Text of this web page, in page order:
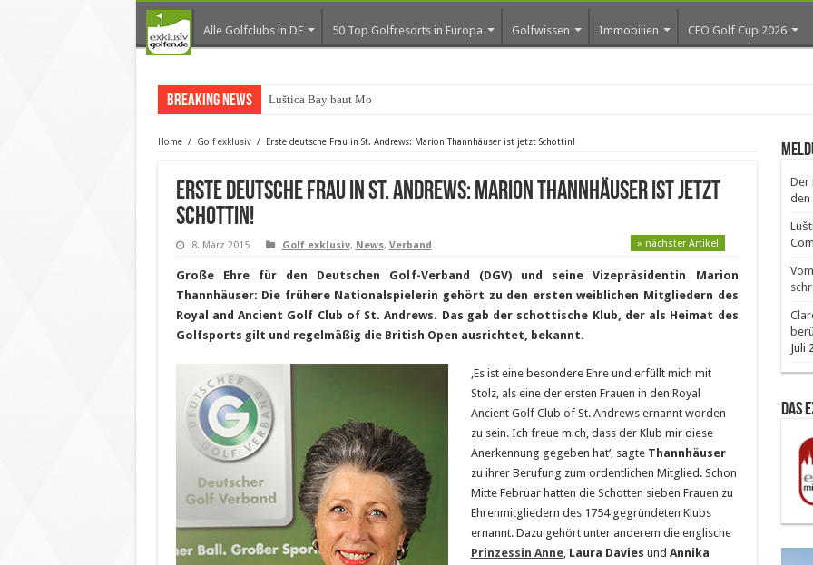
Alle Golfclubs in DE 50 Top Golfresorts in Europa Golfwissen Immobilien CEO Golf Cup 2026
Breaking News Luštica Bay baut Montenegros ers
Home / Golf exklusiv / Erste deutsche Frau in St. Andrews: Marion Thannhäuser ist jetzt Schottin!
Erste deutsche Frau in St. Andrews: Marion Thannhäuser ist jetzt
Schottin!
8. März 2015 Golf exklusiv, News, Verband » nächster Artikel
Große Ehre für den Deutschen Golf-Verband (DGV) und seine Vizepräsidentin Marion
Thannhäuser: Die frühere Nationalspielerin gehört zu den ersten weiblichen Mitgliedern des
Royal and Ancient Golf Club of St. Andrews. Das gab der schottische Klub, der als Heimat des
Golfsports gilt und regelmäßig die British Open ausrichtet, bekannt.
‚Es ist eine besondere Ehre und erfüllt mich mit
Stolz, als eine der ersten Frauen in den Royal
Ancient Golf Club of St. Andrews ernannt worden
zu sein. Ich freue mich, dass der Klub mir diese
Anerkennung gegeben hat‘, sagteThannhäuser
zu ihrer Berufung zum ordentlichen Mitglied. Schon
Mitte Februar hatten die Schotten sieben Frauen zu
Ehrenmitgliedern des 1754 gegründeten Klubs
ernannt. Dazu gehört unter anderem die englische
Prinzessin Anne, Laura Davies und Annika
Der
den
Juli
Das